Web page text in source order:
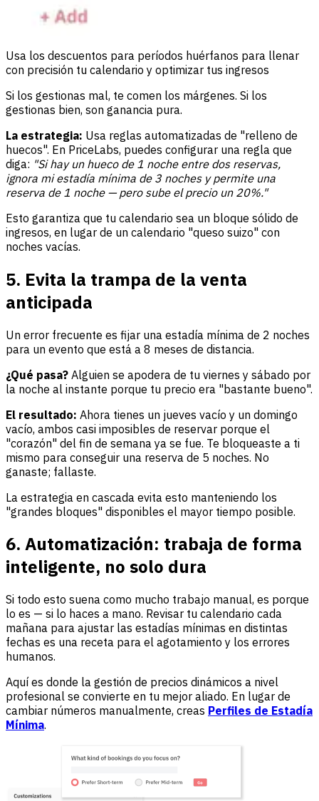
Usa los descuentos para períodos huérfanos para llenar
con precisión tu calendario y optimizar tus ingresos
Si los gestionas mal, te comen los márgenes. Si los
gestionas bien, son ganancia pura.
La estrategia: Usa reglas automatizadas de "relleno de
huecos". En PriceLabs, puedes configurar una regla que
diga: "Si hay un hueco de 1 noche entre dos reservas,
ignora mi estadía mínima de 3 noches y permite una
reserva de 1 noche — pero sube el precio un 20%."
Esto garantiza que tu calendario sea un bloque sólido de
ingresos, en lugar de un calendario "queso suizo" con
noches vacías.
5. Evita la trampa de la venta
anticipada
Un error frecuente es fijar una estadía mínima de 2 noches
para un evento que está a 8 meses de distancia.
¿Qué pasa? Alguien se apodera de tu viernes y sábado por
la noche al instante porque tu precio era "bastante bueno".
El resultado: Ahora tienes un jueves vacío y un domingo
vacío, ambos casi imposibles de reservar porque el
"corazón" del fin de semana ya se fue. Te bloqueaste a ti
mismo para conseguir una reserva de 5 noches. No
ganaste; fallaste.
La estrategia en cascada evita esto manteniendo los
"grandes bloques" disponibles el mayor tiempo posible.
6. Automatización: trabaja de forma
inteligente, no solo dura
Si todo esto suena como mucho trabajo manual, es porque
lo es — si lo haces a mano. Revisar tu calendario cada
mañana para ajustar las estadías mínimas en distintas
fechas es una receta para el agotamiento y los errores
humanos.
Aquí es donde la gestión de precios dinámicos a nivel
profesional se convierte en tu mejor aliado. En lugar de
cambiar números manualmente, creas Perfiles de Estadía
Mínima.